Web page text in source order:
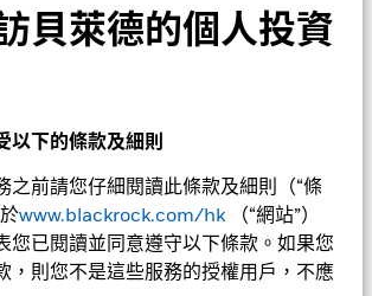
貝萊德的個人投資
以下的條款及細則
之前請您仔細閱讀此條款及細則（“條
www.blackrock.com/hk （“網站”）
您已閱讀並同意遵守以下條款。如果您
，則您不是這些服務的授權用戶，不應
元市場基金
1天淨值變動截至 2026年8月7日
EUR 0.34 (0.60%)